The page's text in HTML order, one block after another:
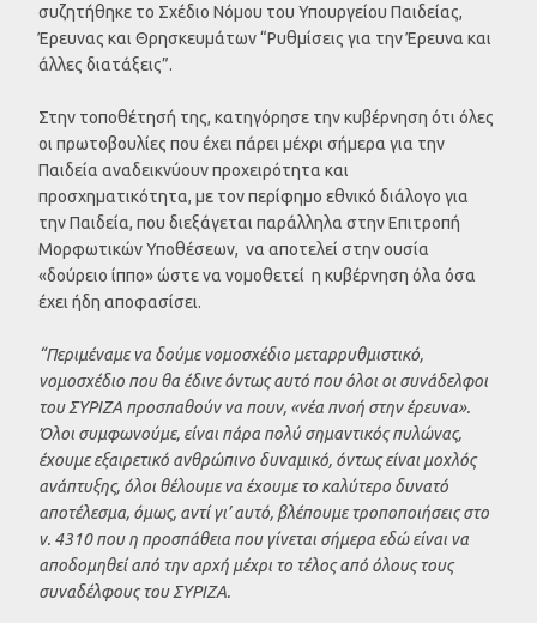
συζητήθηκε το Σχέδιο Νόμου του Υπουργείου Παιδείας,
Έρευνας και Θρησκευμάτων “Ρυθμίσεις για την Έρευνα και
άλλες διατάξεις”.
Στην τοποθέτησή της, κατηγόρησε την κυβέρνηση ότι όλες
οι πρωτοβουλίες που έχει πάρει μέχρι σήμερα για την
Παιδεία αναδεικνύουν προχειρότητα και
προσχηματικότητα, με τον περίφημο εθνικό διάλογο για
την Παιδεία, που διεξάγεται παράλληλα στην Επιτροπή
Μορφωτικών Υποθέσεων, να αποτελεί στην ουσία
«δούρειο ίππο» ώστε να νομοθετεί η κυβέρνηση όλα όσα
έχει ήδη αποφασίσει.
“Περιμέναμε να δούμε νομοσχέδιο μεταρρυθμιστικό,
νομοσχέδιο που θα έδινε όντως αυτό που όλοι οι συνάδελφοι
του ΣΥΡΙΖΑ προσπαθούν να πουν, «νέα πνοή στην έρευνα».
Όλοι συμφωνούμε, είναι πάρα πολύ σημαντικός πυλώνας,
έχουμε εξαιρετικό ανθρώπινο δυναμικό, όντως είναι μοχλός
ανάπτυξης, όλοι θέλουμε να έχουμε το καλύτερο δυνατό
αποτέλεσμα, όμως, αντί γι’ αυτό, βλέπουμε τροποποιήσεις στο
ν. 4310 που η προσπάθεια που γίνεται σήμερα εδώ είναι να
αποδομηθεί από την αρχή μέχρι το τέλος από όλους τους
συναδέλφους του ΣΥΡΙΖΑ.